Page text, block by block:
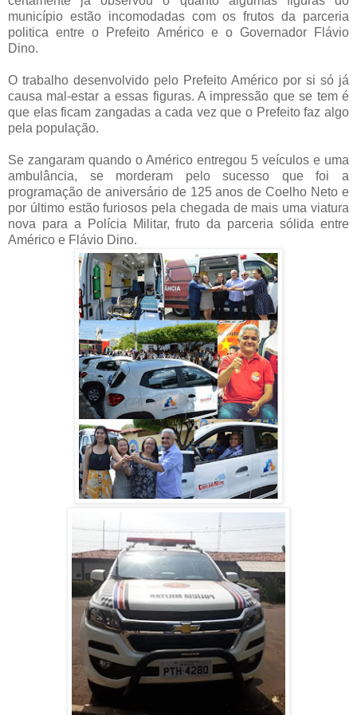
município estão incomodadas com os frutos da parceria
politica entre o Prefeito Américo e o Governador Flávio
Dino.
O trabalho desenvolvido pelo Prefeito Américo por si só já
causa mal-estar a essas figuras. A impressão que se tem é
que elas ficam zangadas a cada vez que o Prefeito faz algo
pela população.
Se zangaram quando o Américo entregou 5 veículos e uma
ambulância, se morderam pelo sucesso que foi a
programação de aniversário de 125 anos de Coelho Neto e
por último estão furiosos pela chegada de mais uma viatura
nova para a Polícia Militar, fruto da parceria sólida entre
Américo e Flávio Dino.